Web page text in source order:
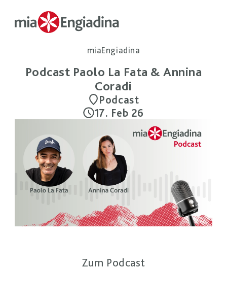
miaEngiadina
Podcast Paolo La Fata & Annina
Coradi
Podcast
17. Feb 26
Zum Podcast